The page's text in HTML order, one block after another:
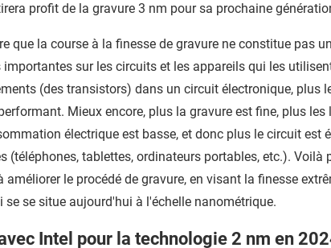
profit de la gravure 3 nm pour sa prochaine
que la course à la finesse de gravure ne constitue pas
sur les circuits et les appareils qui les
(des transistors) dans un circuit électronique, plus
Mieux encore, plus la gravure est fine, plus
électrique est basse, et donc plus le circuit est
(téléphones, tablettes, ordinateurs portables, etc.). Voilà
le procédé de gravure, en visant la finesse
se se situe aujourd'hui à l'échelle nanométrique.
Intel pour la technologie 2 nm en